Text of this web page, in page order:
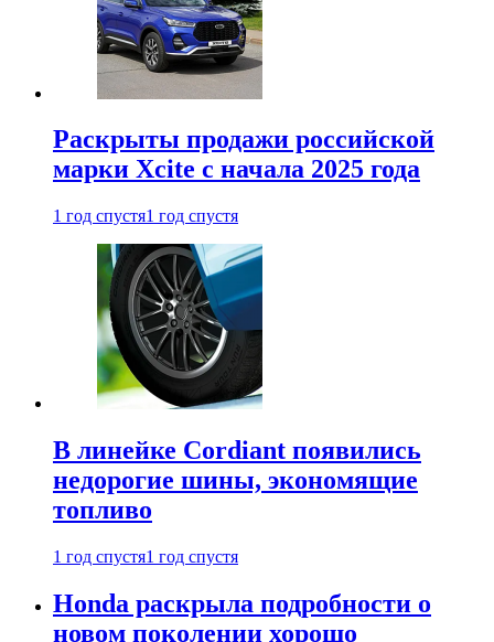
Раскрыты продажи российской
марки Xcite с начала 2025 года
1 год спустя1 год спустя
В линейке Cordiant появились
недорогие шины, экономящие
топливо
1 год спустя1 год спустя
Honda раскрыла подробности о
новом поколении хорошо